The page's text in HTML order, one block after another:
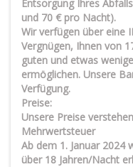
Entsorgung Ihres
und 70 € pro Nacht).
Wir verfügen über eine
Vergnügen, Ihnen von
guten und etwas
ermöglichen. Unsere
Verfügung.
Preise:
Unsere Preise
Mehrwertsteuer
Ab dem 1. Januar 2024
über 18 Jahren/Nacht